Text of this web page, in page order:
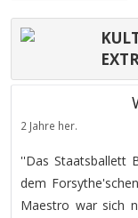
2 Jahre her.
''Das Staatsballett
dem
Maestro war sich